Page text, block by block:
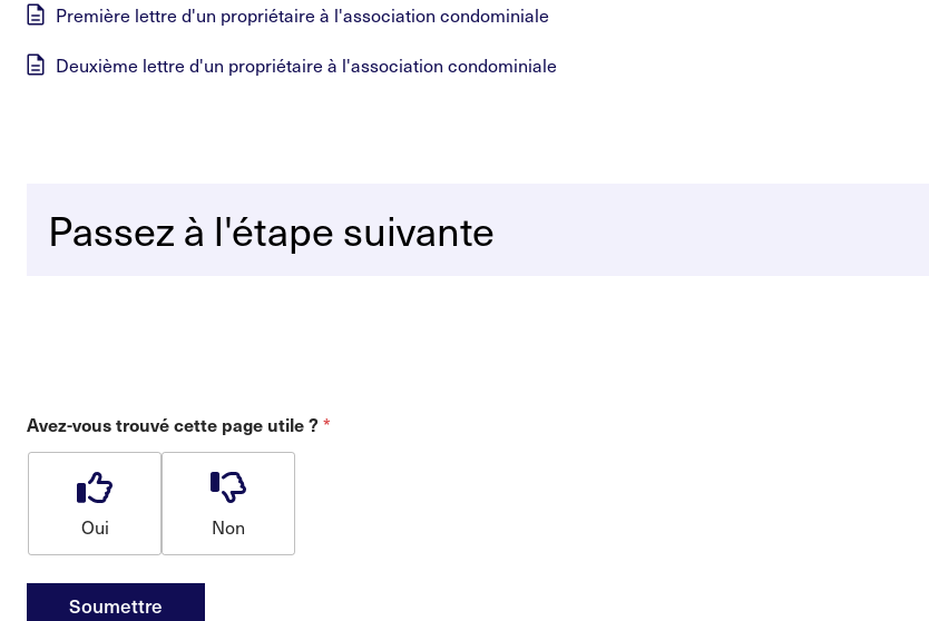
Première lettre d'un propriétaire à l'association condominiale
Deuxième lettre d'un propriétaire à l'association condominiale
Passez à l'étape suivante
Avez-vous trouvé cette page utile ? *
Oui Non
Soumettre